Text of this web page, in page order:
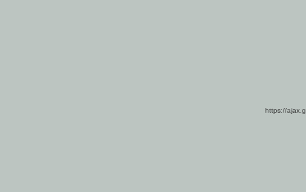
https://